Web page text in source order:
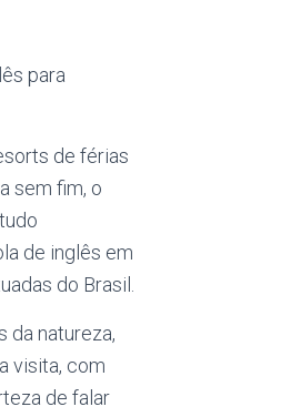
para
de férias
sem fim, o
de inglês em
do Brasil.
da natureza,
visita, com
de falar